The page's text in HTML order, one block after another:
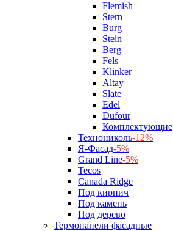
Flemish
Stern
Burg
Stein
Berg
Fels
Klinker
Altay
Slate
Edel
Dufour
Комплектующие
Технониколь-12%
Я-Фасад-5%
Grand Line-5%
Tecos
Canada Ridge
Под кирпич
Под камень
Под дерево
Термопанели фасадные